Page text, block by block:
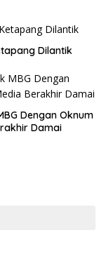
Dilantik
Dengan Oknum
Damai